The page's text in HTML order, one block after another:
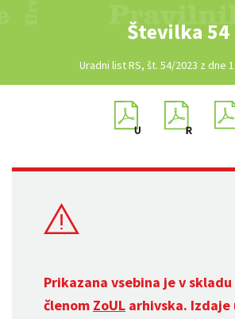
Številka 54
Uradni list RS, št. 54/2023 z dne
Prikazana vsebina je v skladu
členom ZoUL arhivska. Izdaje